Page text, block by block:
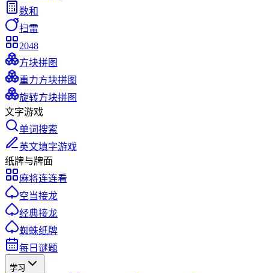
数和
扫雷
2048
方块拼图
重力方块拼图
旋转方块拼图
文字游戏
单词搜索
英文填字游戏
纸牌与牌面
麻将连连看
空当接龙
经典接龙
蜘蛛纸牌
每日谜题
学习